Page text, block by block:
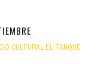
CULTURAL EL TANQUE